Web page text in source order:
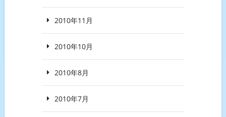
2010年11月
2010年10月
2010年8月
2010年7月